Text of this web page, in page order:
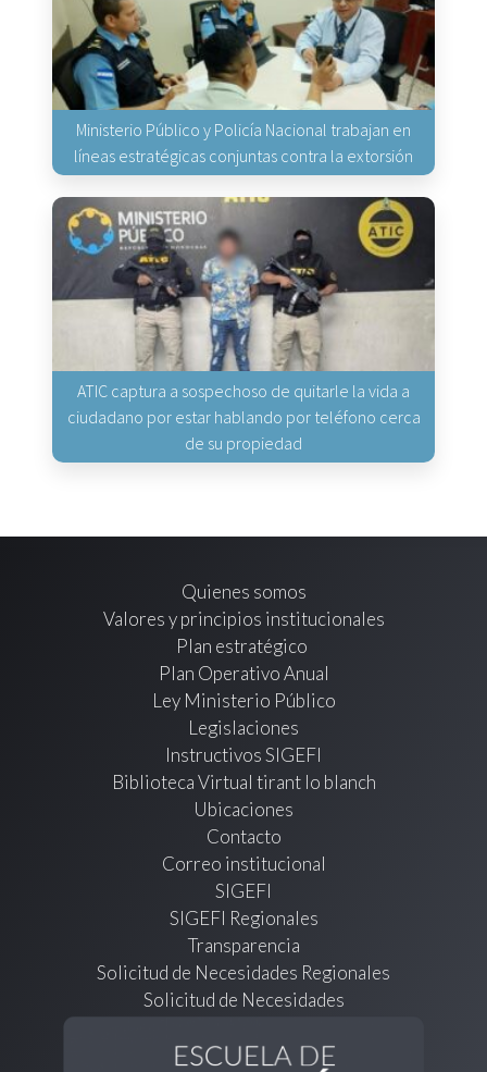
Ministerio Público y Policía Nacional trabajan en
líneas estratégicas conjuntas contra la extorsión
ATIC captura a sospechoso de quitarle la vida a
ciudadano por estar hablando por teléfono cerca
de su propiedad
Quienes somos
Valores y principios institucionales
Plan estratégico
Plan Operativo Anual
Ley Ministerio Público
Legislaciones
Instructivos SIGEFI
Biblioteca Virtual tirant lo blanch
Ubicaciones
Contacto
Correo institucional
SIGEFI
SIGEFI Regionales
Transparencia
Solicitud de Necesidades Regionales
Solicitud de Necesidades